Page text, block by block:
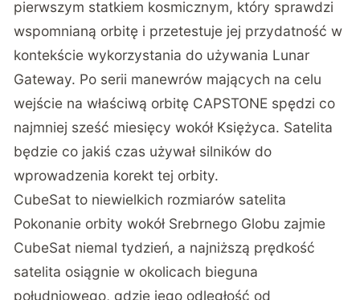
pierwszym statkiem kosmicznym, który sprawdzi
wspomnianą orbitę i przetestuje jej przydatność w
kontekście wykorzystania do używania Lunar
Gateway. Po serii manewrów mających na celu
wejście na właściwą orbitę CAPSTONE spędzi co
najmniej sześć miesięcy wokół Księżyca. Satelita
będzie co jakiś czas używał silników do
wprowadzenia korekt tej orbity.
CubeSat to niewielkich rozmiarów satelita
Pokonanie orbity wokół Srebrnego Globu zajmie
CubeSat niemal tydzień, a najniższą prędkość
satelita osiągnie w okolicach bieguna
południowego, gdzie jego odległość od